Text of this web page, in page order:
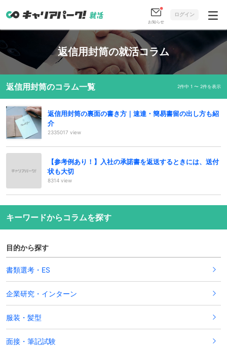
お知らせ
ログイン
返信用封筒の就活コラム
返信用封筒のコラム一覧 2件中 1 〜 2件を表示
返信用封筒の裏面の書き方｜速達・簡易書留の出し方も紹
介
2335017 view
【参考例あり！】入社の承諾書を返送するときには、送付
状も大切
8314 view
キーワードからコラムを探す
目的から探す
書類選考・ES
企業研究・インターン
服装・髪型
面接・筆記試験